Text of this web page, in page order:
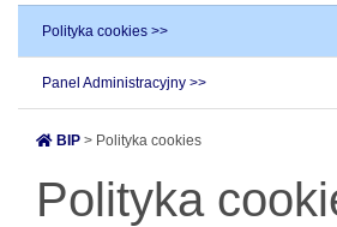
Polityka cookies >>
Panel Administracyjny >>
BIP > Polityka cookies
Polityka